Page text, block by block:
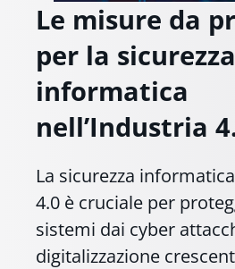
Le misure da
per la sicurezza
informatica
nell’Industria
La sicurezza
4.0 è cruciale per
sistemi dai cyber
digitalizzazione